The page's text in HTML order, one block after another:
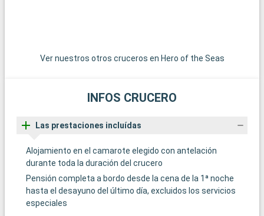
Ver nuestros otros cruceros en Hero of the Seas
INFOS CRUCERO
Las prestaciones incluídas
Alojamiento en el camarote elegido con antelación
durante toda la duración del crucero
Pensión completa a bordo desde la cena de la 1ª noche
hasta el desayuno del último día, excluidos los servicios
especiales